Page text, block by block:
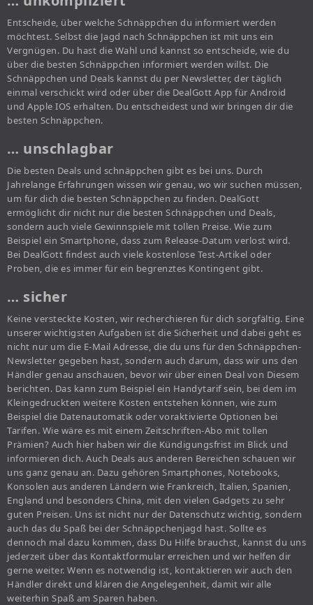
Entscheide, über welche Schnäppchen du informiert werden
möchtest. Selbst die Jagd nach Schnäppchen ist mit uns ein
Vergnügen. Du hast die Wahl und kannst so entscheide, wie du
über die besten Schnäppchen informiert werden willst. Die
Schnäppchen und Deals kannst du per Newsletter, der täglich
einmal verschickt wird oder über die DealGott App für Android
und Apple IOS erhalten. Du entscheidest und wir bringen dir die
besten Schnäppchen.
… unschlagbar
Die besten Deals und schnäppchen gibt es bei uns. Durch
Jahrelange Erfahrungen wissen wir genau, wo wir suchen müssen,
um für dich die besten Schnäppchen zu finden. DealGott
ermöglicht dir nicht nur die besten Schnäppchen und Deals,
sondern auch viele Gewinnspiele mit tollen Preise. Wie zum
Beispiel ein Smartphone, dass zum Release-Datum verlost wird.
Bei DealGott findest auch viele kostenlose Test-Artikel oder
Proben, die es immer für ein begrenztes Kontingent gibt.
… sicher
Keine versteckte Kosten, wir recherchieren für dich sorgfältig. Eine
unserer wichtigsten Aufgaben ist die Sicherheit und dabei geht es
nicht nur um die E-Mail Adresse, die du uns für den Schnäppchen-
Newsletter gegeben hast, sondern auch darum, dass wir uns den
Händler genau anschauen, bevor wir über einen Deal von Diesem
berichten. Das kann zum Beispiel ein Handytarif sein, bei dem im
Kleingedruckten weitere Kosten entstehen können, wie zum
Beispiel die Datenautomatik oder voraktivierte Optionen bei
Tarifen. Wie wäre es mit einem Zeitschriften-Abo mit tollen
Prämien? Auch hier haben wir die Kündigungsfrist im Blick und
informieren dich. Auch Deals aus anderen Bereichen schauen wir
uns ganz genau an. Dazu gehören Smartphones, Notebooks,
Konsolen aus anderen Ländern wie Frankreich, Italien, Spanien,
England und besonders China, mit den vielen Gadgets zu sehr
guten Preisen. Uns ist nicht nur der Datenschutz wichtig, sondern
auch das du Spaß bei der Schnäppchenjagd hast. Sollte es
dennoch mal dazu kommen, dass Du Hilfe brauchst, kannst du uns
jederzeit über das Kontaktformular erreichen und wir helfen dir
gerne weiter. Wenn es notwendig ist, kontaktieren wir auch den
Händler direkt und klären die Angelegenheit, damit wir alle
weiterhin Spaß am Sparen haben.